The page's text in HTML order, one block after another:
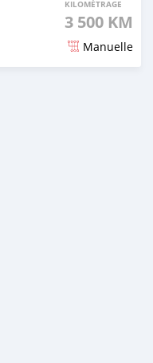
KILOMÉTRAGE
3 500 KM
Manuelle